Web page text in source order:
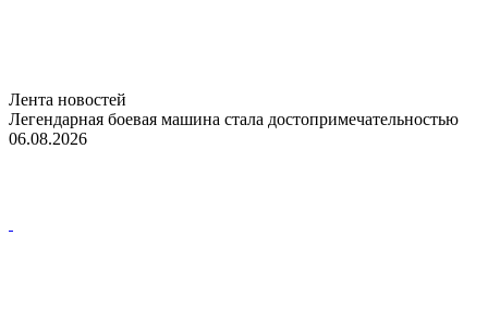
Лента новостей
Легендарная боевая машина стала достопримечательностью
06.08.2026